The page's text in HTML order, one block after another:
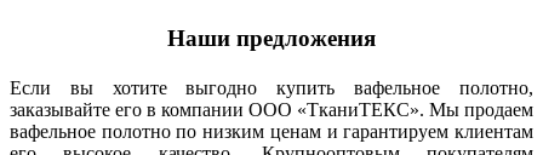
Наши предложения
Если вы хотите выгодно купить вафельное полотно,
заказывайте его в компании ООО «ТканиТЕКС». Мы продаем
вафельное полотно по низким ценам и гарантируем клиентам